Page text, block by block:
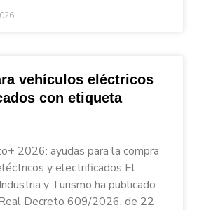
vehículos eléctricos
con etiqueta
2026: ayudas para la compra
y electrificados El
y Turismo ha publicado
Decreto 609/2026, de 22